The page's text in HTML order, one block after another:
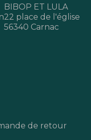
BIBOP ET LULA
22 place de l'église
56340 Carnac
de retour